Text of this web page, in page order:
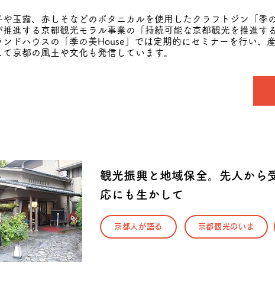
や玉露、赤しそなどのボタニカルを使用したクラフトジン「
推進する京都観光モラル事業の「持続可能な京都観光を推進す
ンドハウスの「季の美House」では定期的にセミナーを行い、
て京都の風土や文化も発信しています。
観光振興と地域保全。先人から
応にも生かして
京都人が語る 京都観光のいま